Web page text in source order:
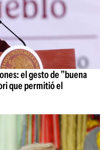
el gesto de "buena
que permitió el